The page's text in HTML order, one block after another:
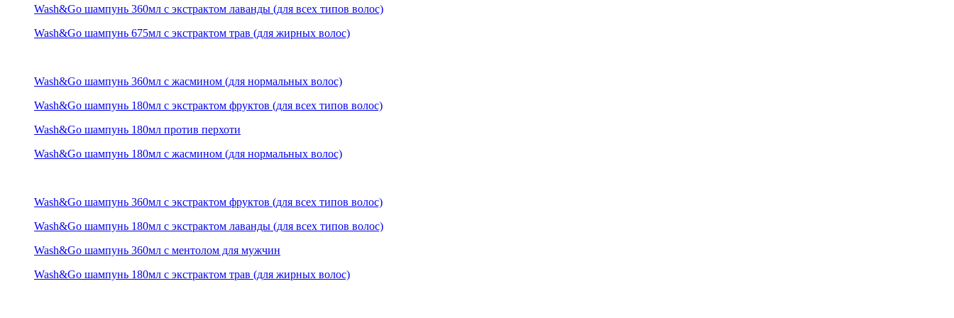
Wash&Go шампунь 360мл с экстрактом лаванды (для всех типов волос)
Wash&Go шампунь 675мл с экстрактом трав (для жирных волос)
Wash&Go шампунь 360мл с жасмином (для нормальных волос)
Wash&Go шампунь 180мл с экстрактом фруктов (для всех типов волос)
Wash&Go шампунь 180мл против перхоти
Wash&Go шампунь 180мл с жасмином (для нормальных волос)
Wash&Go шампунь 360мл с экстрактом фруктов (для всех типов волос)
Wash&Go шампунь 180мл с экстрактом лаванды (для всех типов волос)
Wash&Go шампунь 360мл с ментолом для мужчин
Wash&Go шампунь 180мл с экстрактом трав (для жирных волос)